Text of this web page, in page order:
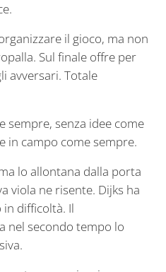
il gioco, ma non
Sul finale offre per
avversari. Totale
sempre, senza idee come
in campo come sempre.
lo allontana dalla porta
viola ne risente. Dijks ha
difficoltà. Il
nel secondo tempo lo